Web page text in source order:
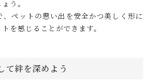
う。
ペットの思い出を安全かつ美しく形に
を感じることができます。
て絆を深めよう